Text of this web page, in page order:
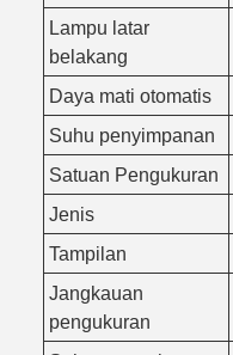
Lampu latar
belakang
Daya mati otomatis
Suhu penyimpanan
Satuan Pengukuran
Jenis
Tampilan
Jangkauan
pengukuran